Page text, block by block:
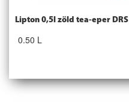
Lipton 0,5l zöld tea-eper DRS
0.50 L